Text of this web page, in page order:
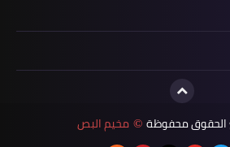
إسطنبولي وزيراً
الحقوق محفوظة © مخيم البص